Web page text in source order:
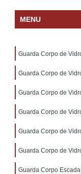
Cobertura de
Cobertura
de Vidro para
para Corredor
Cobertura de
Entrada
Cobertura em
Terraços
MENU
Guarda Corpo de
Guarda Corpo de
Guarda Corpo de
Guarda Corpo de
Guarda Corpo de
Guarda Corpo de
Guarda Corpo Escada